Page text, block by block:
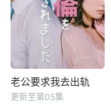
老公要求我去出轨
更新至第05集